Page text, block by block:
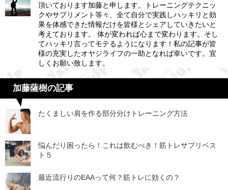
頂いております加藤と申します。トレーニングテクニッ
クやサプリメント等々、全て自分で実践しハッキリと効
果を体感できた情報だけを皆様とシェアしていきたいと
考えております。 体が変われば心まで変わります。そし
てハッキリ言ってモテるようになります！私の記事が皆
様の充実したオヤジライフの一助となれば幸いです。宜
しくお願い致します。
加藤薩樹の記事
たくましい肩を作る部分分けトレーニング方法
悩んだり困ったら！これは飲むべき！筋トレサプリベス
ト５
最近流行りのEAAって何？筋トレに効くの？